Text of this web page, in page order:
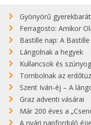
Gyönyörű gyerekbarát
Ferragosto: Amikor
Bastille nap: A Bastille
Lángolnak a hegyek
Kullancsok és
Tombolnak az
Szent Iván-éj – A
Graz adventi vásárai
Már 200 éves a
A nyári napforduló éjjelén